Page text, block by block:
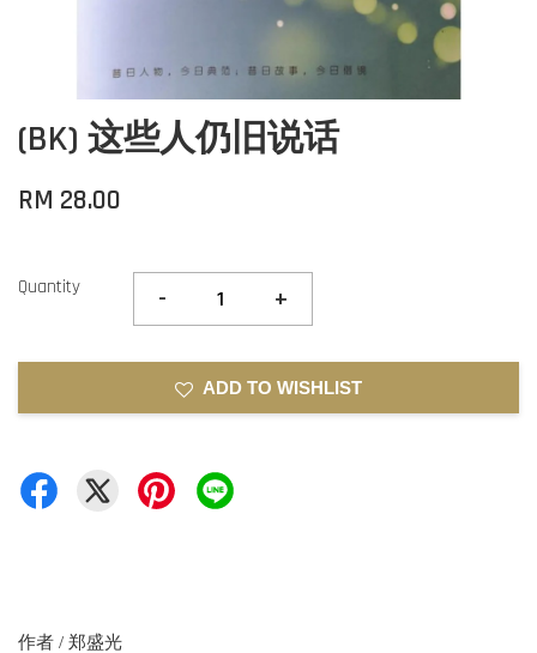
(BK) 这些人仍旧说话
RM 28.00
Quantity - +
ADD TO WISHLIST
作者 / 郑盛光